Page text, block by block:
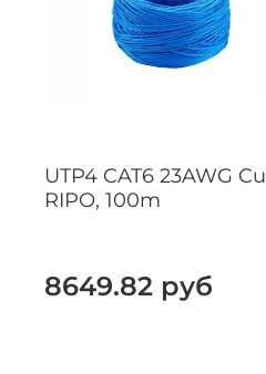
UTP4 CAT6 23AWG Cu
RIPO, 100m
8649.82 руб